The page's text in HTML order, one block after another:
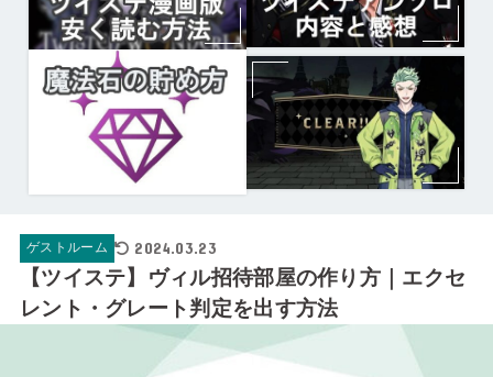
ゲストルーム 2024.03.23
【ツイステ】ヴィル招待部屋の作り方｜エクセ
レント・グレート判定を出す方法